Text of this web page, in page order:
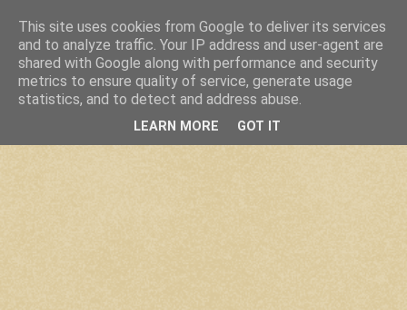
This site uses cookies from Google to deliver its services
and to analyze traffic. Your IP address and user-agent are
shared with Google along with performance and security
metrics to ensure quality of service, generate usage
statistics, and to detect and address abuse.
LEARN MORE GOT IT